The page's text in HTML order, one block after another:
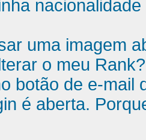
uma imagem
o meu Rank?
botão de e-mail
é aberta.